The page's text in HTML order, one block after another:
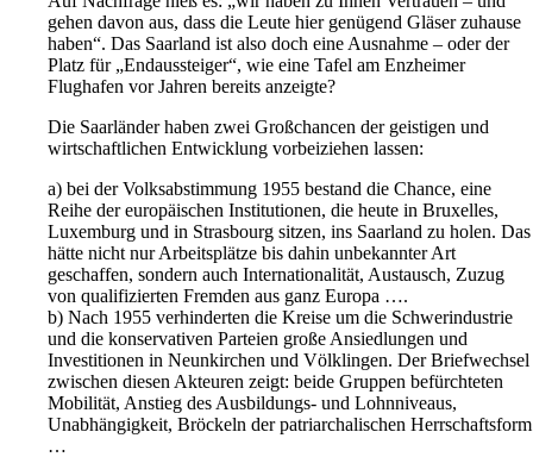
gehen davon aus, dass die Leute hier genügend Gläser zuhause
haben“. Das Saarland ist also doch eine Ausnahme – oder der
Platz für „Endaussteiger“, wie eine Tafel am Enzheimer
Flughafen vor Jahren bereits anzeigte?
Die Saarländer haben zwei Großchancen der geistigen und
wirtschaftlichen Entwicklung vorbeiziehen lassen:
a) bei der Volksabstimmung 1955 bestand die Chance, eine
Reihe der europäischen Institutionen, die heute in Bruxelles,
Luxemburg und in Strasbourg sitzen, ins Saarland zu holen. Das
hätte nicht nur Arbeitsplätze bis dahin unbekannter Art
geschaffen, sondern auch Internationalität, Austausch, Zuzug
von qualifizierten Fremden aus ganz Europa ….
b) Nach 1955 verhinderten die Kreise um die Schwerindustrie
und die konservativen Parteien große Ansiedlungen und
Investitionen in Neunkirchen und Völklingen. Der Briefwechsel
zwischen diesen Akteuren zeigt: beide Gruppen befürchteten
Mobilität, Anstieg des Ausbildungs- und Lohnniveaus,
Unabhängigkeit, Bröckeln der patriarchalischen Herrschaftsform
…